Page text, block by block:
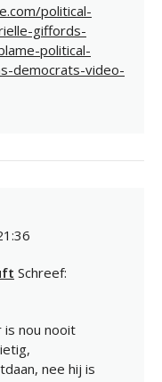
political-
giffords-
political-
democrats-video-
Schreef:
nou nooit
nee hij is